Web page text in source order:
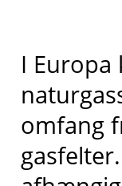
I
omfang